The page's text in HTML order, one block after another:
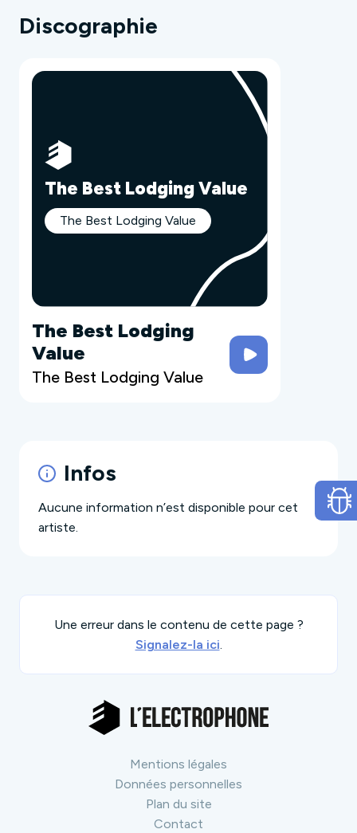
Discographie
The Best Lodging Value
The Best Lodging Value
The Best Lodging
Value
The Best Lodging Value
Infos
Aucune information n’est disponible pour cet
artiste.
Une erreur dans le contenu de cette page ?
Signalez-la ici.
Mentions légales
Données personnelles
Plan du site
Contact